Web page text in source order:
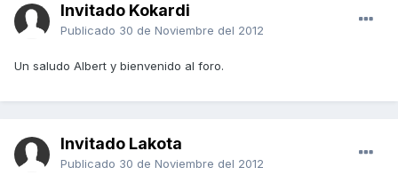
Invitado Kokardi
Publicado 30 de Noviembre del 2012
Un saludo Albert y bienvenido al foro.
Invitado Lakota
Publicado 30 de Noviembre del 2012